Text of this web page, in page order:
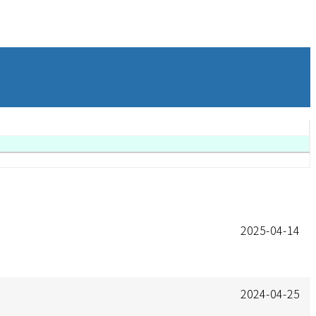
2025-04-14
2024-04-25